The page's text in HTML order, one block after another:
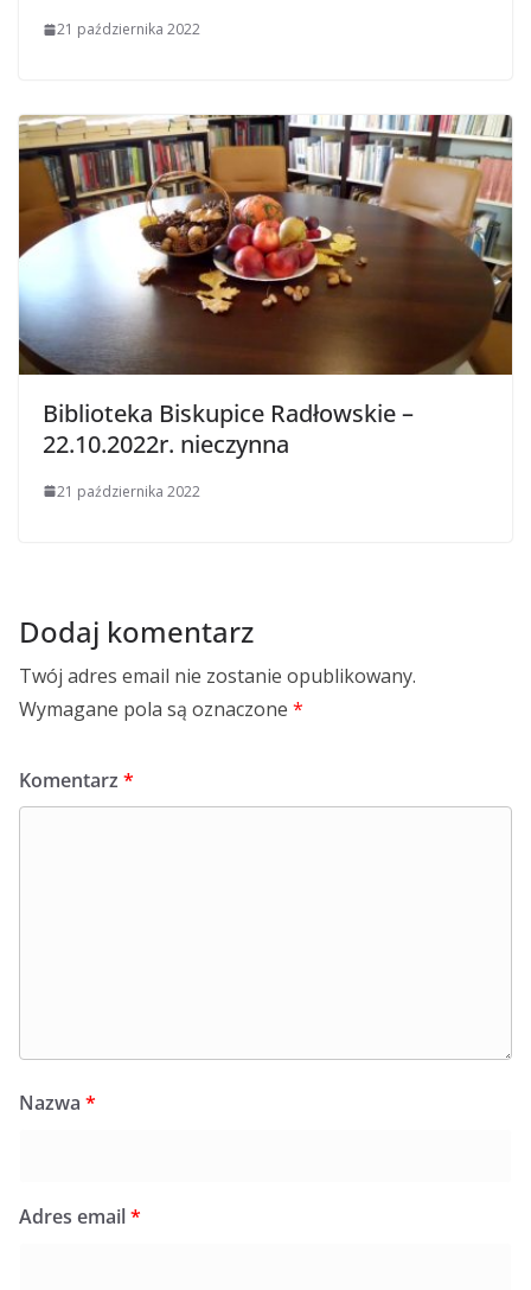
21 października 2022
Biblioteka Biskupice Radłowskie –
22.10.2022r. nieczynna
21 października 2022
Dodaj komentarz
Twój adres email nie zostanie opublikowany.
Wymagane pola są oznaczone *
Komentarz *
Nazwa *
Adres email*